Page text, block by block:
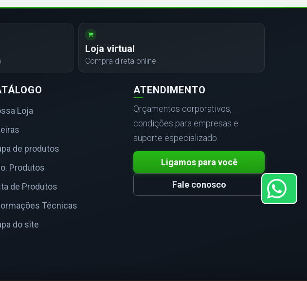
Loja virtual
Compra direta online
Loja
de produtos
Produtos
de Produtos
Técnicas
do site
ATENDIMENTO
Orçamentos corporativos,
condições para empresas e
suporte especializado.
Ligamos para você
Fale conosco